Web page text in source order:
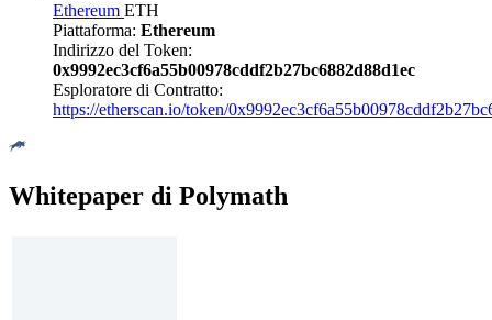
Ethereum ETH
Piattaforma: Ethereum
Indirizzo del Token:
0x9992ec3cf6a55b00978cddf2b27bc6882d88d1ec
Esploratore di Contratto:
https://etherscan.io/token/
Whitepaper di Polymath